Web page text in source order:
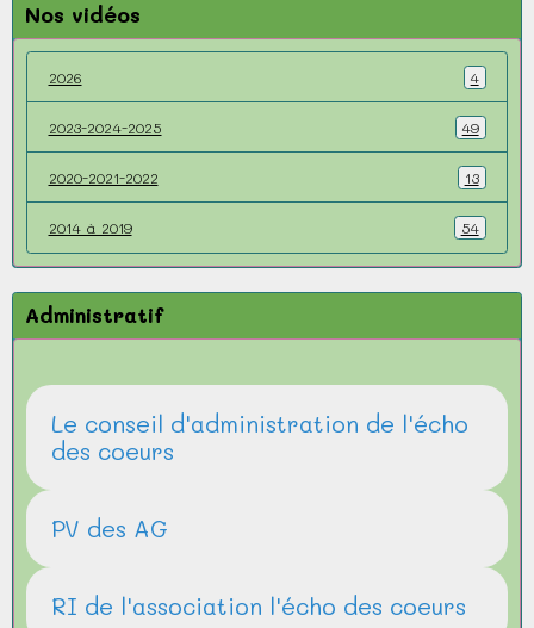
Nos vidéos
2026 4
2023-2024-2025 49
2020-2021-2022 13
2014 à 2019 54
Administratif
Le conseil d'administration de l'écho
des coeurs
PV des AG
RI de l'association l'écho des coeurs